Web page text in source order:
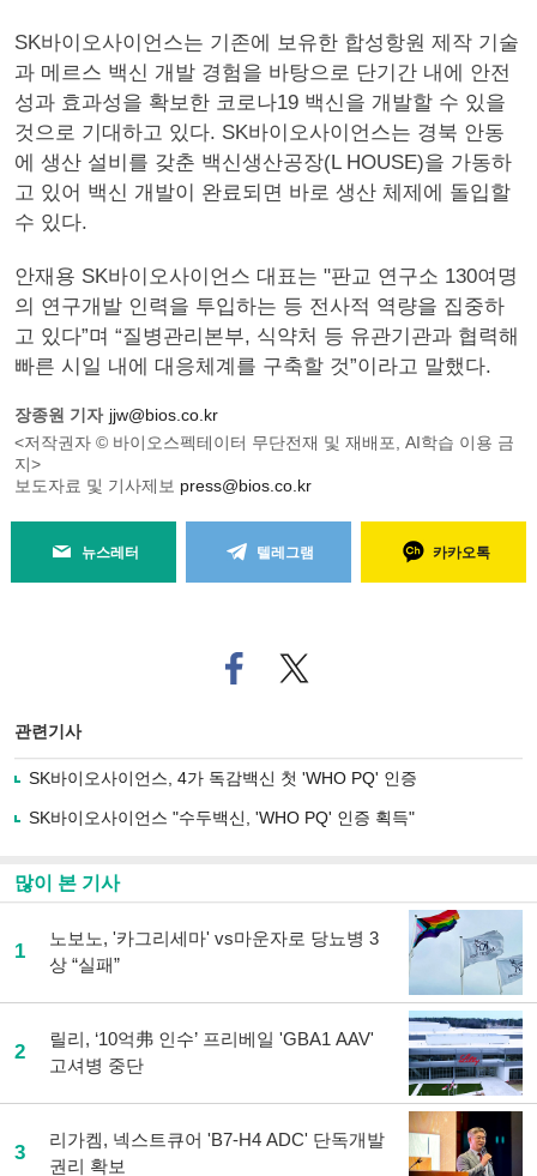
SK바이오사이언스는 기존에 보유한 합성항원 제작 기술
과 메르스 백신 개발 경험을 바탕으로 단기간 내에 안전
성과 효과성을 확보한 코로나19 백신을 개발할 수 있을
것으로 기대하고 있다. SK바이오사이언스는 경북 안동
에 생산 설비를 갖춘 백신생산공장(L HOUSE)을 가동하
고 있어 백신 개발이 완료되면 바로 생산 체제에 돌입할
수 있다.
안재용 SK바이오사이언스 대표는 "판교 연구소 130여명
의 연구개발 인력을 투입하는 등 전사적 역량을 집중하
고 있다”며 “질병관리본부, 식약처 등 유관기관과 협력해
빠른 시일 내에 대응체계를 구축할 것”이라고 말했다.
장종원 기자 jjw@bios.co.kr
<저작권자 © 바이오스펙테이터 무단전재 및 재배포, AI학습 이용 금
지>
보도자료 및 기사제보 press@bios.co.kr
뉴스레터 텔레그램 카카오톡
페
이
로
기
사
기
트위
터로
관련기사
SK바이오사이언스, 4가 독감백신 첫 'WHO PQ' 인증
SK바이오사이언스 "수두백신, 'WHO PQ' 인증 획득"
많이 본 기사
1
노보노, '카그리세마' vs마운자로 당뇨병 3
상 “실패”
2
릴리, ‘10억弗 인수’ 프리베일 'GBA1 AAV'
고셔병 중단
3
리가켐, 넥스트큐어 'B7-H4 ADC' 단독개발
권리 확보